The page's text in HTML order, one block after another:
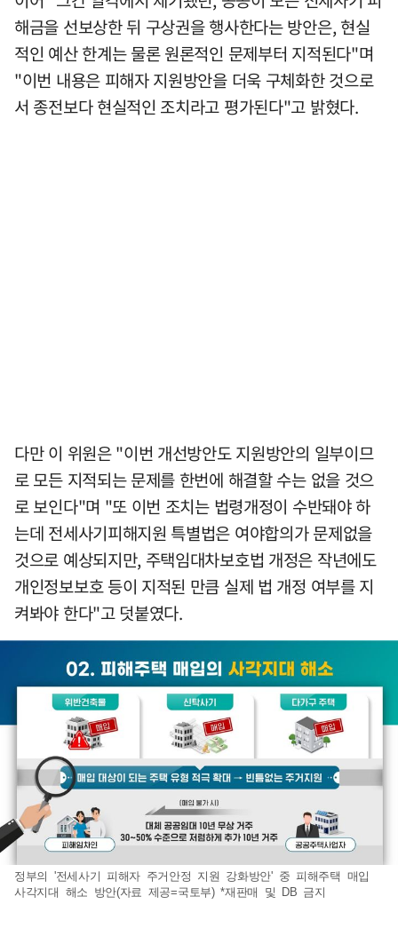
해금을 선보상한 뒤 구상권을 행사한다는 방안은, 현실
적인 예산 한계는 물론 원론적인 문제부터 지적된다"며
"이번 내용은 피해자 지원방안을 더욱 구체화한 것으로
서 종전보다 현실적인 조치라고 평가된다"고 밝혔다.
다만 이 위원은 "이번 개선방안도 지원방안의 일부이므
로 모든 지적되는 문제를 한번에 해결할 수는 없을 것으
로 보인다"며 "또 이번 조치는 법령개정이 수반돼야 하
는데 전세사기피해지원 특별법은 여야합의가 문제없을
것으로 예상되지만, 주택임대차보호법 개정은 작년에도
개인정보보호 등이 지적된 만큼 실제 법 개정 여부를 지
켜봐야 한다"고 덧붙였다.
정부의 '전세사기 피해자 주거안정 지원 강화방안' 중 피해주택 매입
사각지대 해소 방안(자료 제공=국토부) *재판매 및 DB 금지